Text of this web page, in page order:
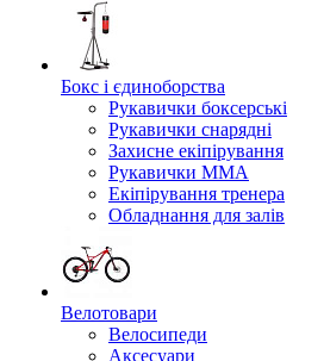
Бокс і єдиноборства
Рукавички боксерські
Рукавички снарядні
Захисне екіпірування
Рукавички ММА
Екіпірування тренера
Обладнання для залів
Велотовари
Велосипеди
Аксесуари